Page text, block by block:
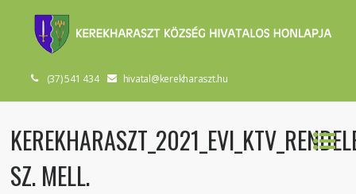
(37) 541 434 hivatal@kerekharaszt.hu
SZ. MELL.